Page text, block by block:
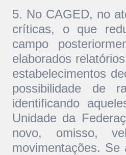
5. No CAGED, no
críticas, o que
campo
elaborados
estabelecimentos
possibilidade de
identificando
Unidade da
novo, omisso,
movimentações.